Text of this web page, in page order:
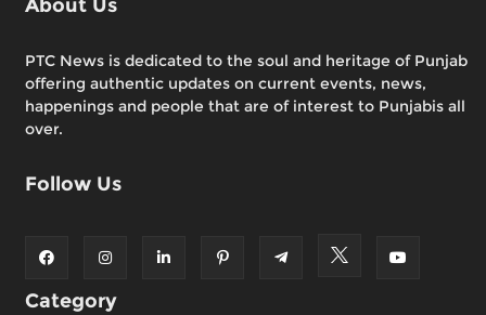
About Us
PTC News is dedicated to the soul and heritage of Punjab
offering authentic updates on current events, news,
happenings and people that are of interest to Punjabis all
over.
Follow Us
Category